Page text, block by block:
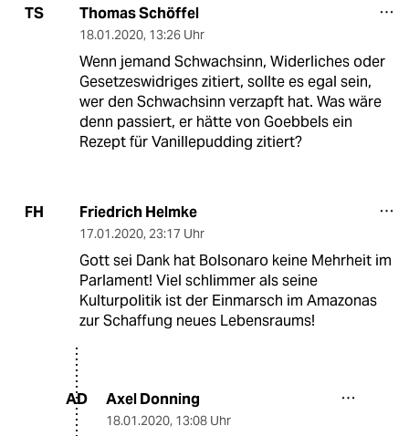
TS Thomas Schöffel
18.01.2020, 13:26 Uhr
Wenn jemand Schwachsinn, Widerliches oder
Gesetzeswidriges zitiert, sollte es egal sein,
wer den Schwachsinn verzapft hat. Was wäre
denn passiert, er hätte von Goebbels ein
Rezept für Vanillepudding zitiert?
FH Friedrich Helmke
17.01.2020, 23:17 Uhr
Gott sei Dank hat Bolsonaro keine Mehrheit im
Parlament! Viel schlimmer als seine
Kulturpolitik ist der Einmarsch im Amazonas
zur Schaffung neues Lebensraums!
AD Axel Donning
18.01.2020, 13:08 Uhr